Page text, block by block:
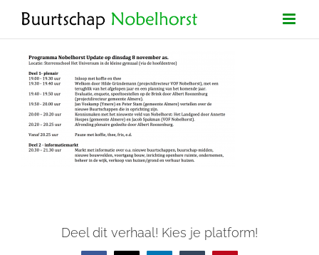
inhoud
Deel dit verhaal! Kies je platform!